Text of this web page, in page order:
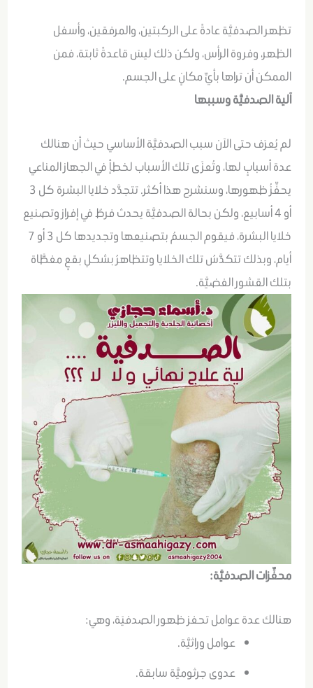
تظهر الصدفيَّة عادةً على الركبتين، والمرفقين، وأسفل
الظهر، وفروة الرأس، ولكن ذلك ليسَ قاعدةً ثابتة، فمن
الممكن أن تراها بأيِّ مكانٍ على الجسم.
آلية الصدفيَّة وسببها
لم يُعرَف حتى الآن سبب الصدفيَّة الأساسي حيث أن هنالك
عدة أسبابٍ لها، وتُعزَى تلك الأسباب لخطأٍ في الجهاز المناعي
يحفِّزُ ظهورها، وسنشرح هذا أكثر. تتجدَّد خلايا البشرة كل 3
أو 4 أسابيع، ولكن بحالة الصدفيَّة يحدث فرطٌ في إفراز وتصنيع
خلايا البشرة، فيقوم الجسمُ بتصنيعها وتجديدها كل 3 أو 7
أيام، وبذلك تتكدَّسُ تلك الخلايا وتتظاهرُ بشكلِ بقعٍ مغطَّاة
بتلك القشور الفضيَّة.
محفِّزات الصدفيَّة:
هنالك عدة عوامل تحفز ظهور الصدفيَة، وهي:
عوامل وراثيَّة.
عدوى جرثوميَّة سابقة.